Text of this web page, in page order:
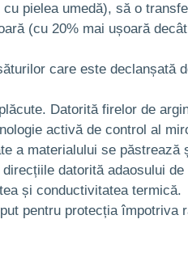
pielea umedă), să o
(cu 20% mai ușoară
care este declanșată
Datorită firelor de
activă de control al
a materialului se păstrează
datorită adaosului
și conductivitatea termică.
pentru protecția împotriva